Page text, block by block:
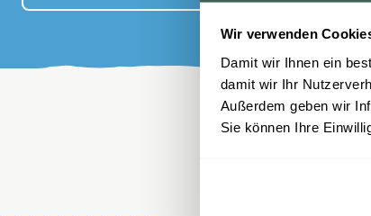
Wir verwenden
Damit wir Ihnen ein
damit wir Ihr
Außerdem geben wir
Sie können Ihre